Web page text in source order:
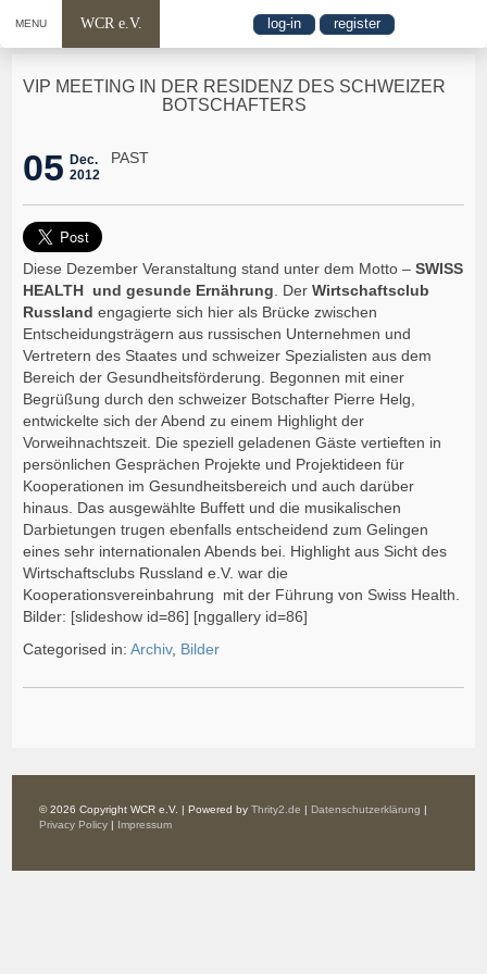
MENU WCR e.V. log-in register
VIP MEETING IN DER RESIDENZ DES SCHWEIZER
BOTSCHAFTERS
05 Dec.
2012
PAST
Diese Dezember Veranstaltung stand unter dem Motto –SWISS
HEALTH und gesunde Ernährung . DerWirtschaftsclub
Russland engagierte sich hier als Brücke zwischen
Entscheidungsträgern aus russischen Unternehmen und
Vertretern des Staates und schweizer Spezialisten aus dem
Bereich der Gesundheitsförderung. Begonnen mit einer
Begrüßung durch den schweizer Botschafter Pierre Helg,
entwickelte sich der Abend zu einem Highlight der
Vorweihnachtszeit. Die speziell geladenen Gäste vertieften in
persönlichen Gesprächen Projekte und Projektideen für
Kooperationen im Gesundheitsbereich und auch darüber
hinaus. Das ausgewählte Buffett und die musikalischen
Darbietungen trugen ebenfalls entscheidend zum Gelingen
eines sehr internationalen Abends bei. Highlight aus Sicht des
Wirtschaftsclubs Russland e.V. war die
Kooperationsvereinbahrung mit der Führung von Swiss Health.
Bilder: [slideshow id=86] [nggallery id=86]
Categorised in:Archiv, Bilder
© 2026 Copyright WCR e.V. | Powered byThrity2.de | Datenschutzerklärung |
Privacy Policy | Impressum